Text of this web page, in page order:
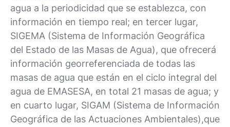
agua a la periodicidad que se establezca, con
información en tiempo real; en tercer lugar,
SIGEMA (Sistema de Información Geográfica
del Estado de las Masas de Agua), que ofrecerá
información georreferenciada de todas las
masas de agua que están en el ciclo integral del
agua de EMASESA, en total 21 masas de agua; y
en cuarto lugar, SIGAM (Sistema de Información
Geográfica de las Actuaciones Ambientales),que